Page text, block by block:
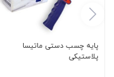
پایه چسب دستی ماتیسا
پلاستیکی